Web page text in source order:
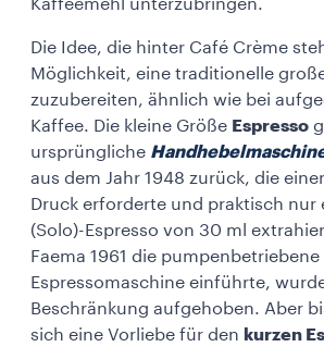
Kaffeemehl unterzubringen.
Die Idee, die hinter Café Crème
Möglichkeit, eine traditionelle
zuzubereiten, ähnlich wie bei
Kaffee. Die kleine Größe Espresso
ursprüngliche
aus dem Jahr 1948 zurück, die
Druck erforderte und praktisch nur
(Solo)-Espresso von 30 ml
Faema 1961 die pumpenbetriebene
Espressomaschine einführte,
Beschränkung aufgehoben. Aber
sich eine Vorliebe für den kurzen